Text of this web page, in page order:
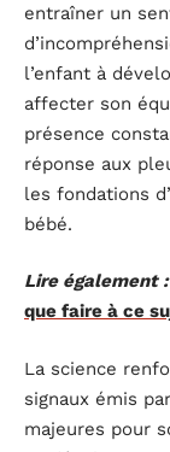
entraîner un
l’enfant à
affecter son
présence
réponse aux
les fondations
bébé.
Lire également :
que faire à ce
La science
signaux émis
majeures pour